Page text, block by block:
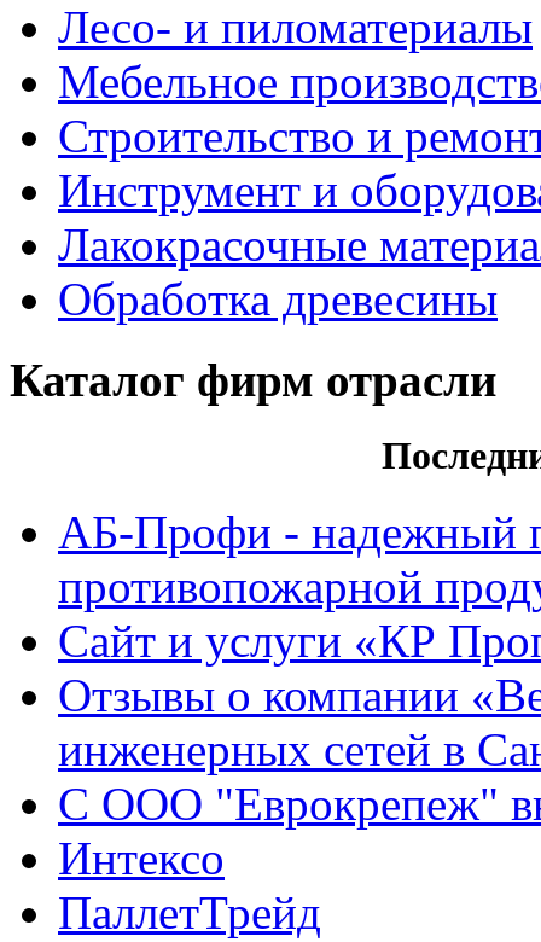
Лесо- и пиломатериалы
Мебельное
Строительство и
Инструмент и
Лакокрасочные
Обработка древесины
Каталог фирм отрасли
АБ-Профи - надежный
противопожарной
Сайт и услуги «КР
Отзывы о компании
инженерных сетей в
С ООО "Еврокрепеж"
Интексо
ПаллетТрейд